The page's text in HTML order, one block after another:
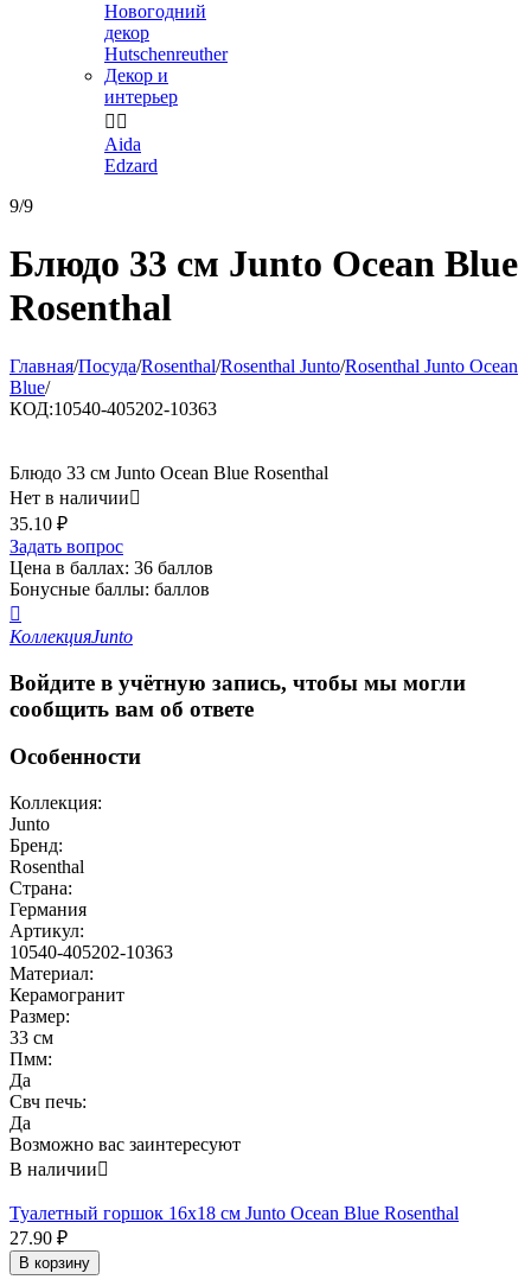
Новогодний
декор
Hutschenreuther
Декор и
интерьер
 
Aida
Edzard
9/9
Блюдо 33 см Junto Ocean Blue
Rosenthal
Главная/Посуда/Rosenthal/Rosenthal Junto/Rosenthal Junto Ocean
Blue/
КОД:10540-405202-10363
Блюдо 33 см Junto Ocean Blue Rosenthal
Нет в наличии
35.10 ₽
Задать вопрос
Цена в баллах: 36 баллов
Бонусные баллы: баллов

КоллекцияJunto
Войдите в учётную запись, чтобы мы могли
сообщить вам об ответе
Особенности
Коллекция:
Junto
Бренд:
Rosenthal
Страна:
Германия
Артикул:
10540-405202-10363
Материал:
Керамогранит
Размер:
33 см
Пмм:
Да
Свч печь:
Да
Возможно вас заинтересуют
В наличии
Туалетный горшок 16x18 см Junto Ocean Blue Rosenthal
27.90 ₽
В корзину